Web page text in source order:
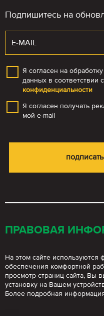
Подпишитесь на
Я согласен на
данных в соответствии с
конфиденциальности
Я согласен получать
мой e-mail
ПРАВОВАЯ
На этом сайте используются
обеспечения комфортной
просмотр страниц сайта, Вы
установку на Вашем
Более подробная